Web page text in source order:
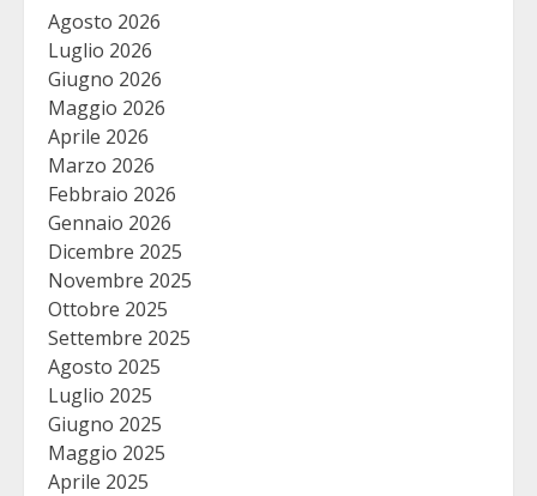
Agosto 2026
Luglio 2026
Giugno 2026
Maggio 2026
Aprile 2026
Marzo 2026
Febbraio 2026
Gennaio 2026
Dicembre 2025
Novembre 2025
Ottobre 2025
Settembre 2025
Agosto 2025
Luglio 2025
Giugno 2025
Maggio 2025
Aprile 2025